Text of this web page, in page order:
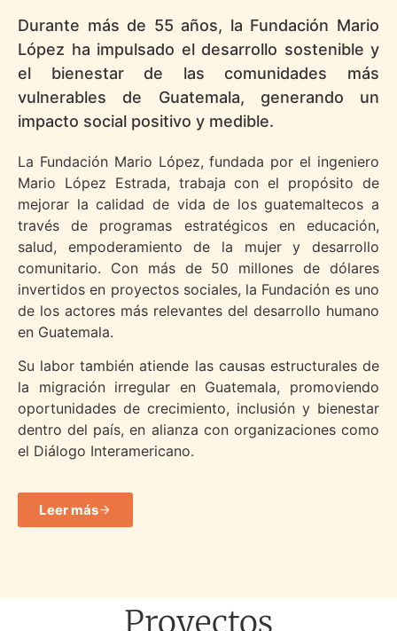
Durante más de 55 años, la Fundación Mario
López ha impulsado el desarrollo sostenible y
el bienestar de las comunidades más
vulnerables de Guatemala, generando un
impacto social positivo y medible.
La Fundación Mario López, fundada por el ingeniero
Mario López Estrada, trabaja con el propósito de
mejorar la calidad de vida de los guatemaltecos a
través de programas estratégicos en educación,
salud, empoderamiento de la mujer y desarrollo
comunitario. Con más de 50 millones de dólares
invertidos en proyectos sociales, la Fundación es uno
de los actores más relevantes del desarrollo humano
en Guatemala.
Su labor también atiende las causas estructurales de
la migración irregular en Guatemala, promoviendo
oportunidades de crecimiento, inclusión y bienestar
dentro del país, en alianza con organizaciones como
el Diálogo Interamericano.
Leer más
Proyectos